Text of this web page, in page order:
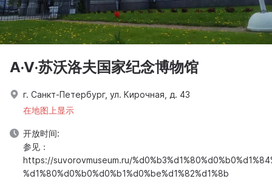
A·V·苏沃洛夫国家纪念博物馆
г. Санкт-Петербург, ул. Кирочная, д. 43
在地图上显示
开放时间:
参见：
https://suvorovmuseum.ru/
%d1%80%d0%b0%d0%b1%d0%be%d1%82%d1%8b